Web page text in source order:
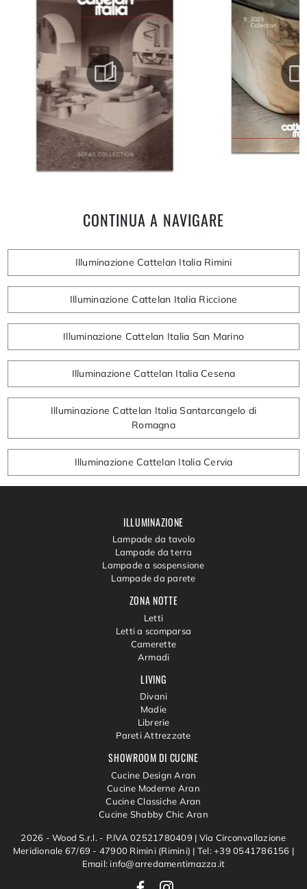
CONTINUA A NAVIGARE
Illuminazione Cattelan Italia Rimini
Illuminazione Cattelan Italia Riccione
Illuminazione Cattelan Italia San Marino
Illuminazione Cattelan Italia Cesena
Illuminazione Cattelan Italia Santarcangelo di
Romagna
Illuminazione Cattelan Italia Cervia
SHOWROOM DI CUCINE
Cucine Design Aran
Cucine Moderne Aran
Cucine Classiche Aran
Cucine Shabby Chic Aran
LIVING
Divani
Madie
Librerie
Pareti Attrezzate
ZONA NOTTE
Letti
Letti a scomparsa
Camerette
Armadi
ILLUMINAZIONE
Lampade da tavolo
Lampade da terra
Lampade a sospensione
Lampade da parete
2026 - Wood S.r.l. - P.IVA 02521780409 | Via Circonvallazione
Meridionale 67/69 - 47900 Rimini (Rimini) | Tel: +39 0541786156 |
Email: info@arredamentimazza.it